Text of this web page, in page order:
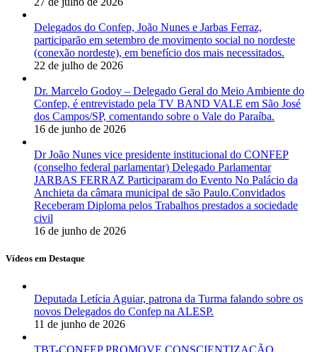
Delegados do Confep, João Nunes e Jarbas Ferraz,
participarão em setembro de movimento social no nordeste
(conexão nordeste), em benefício dos mais necessitados.
22 de julho de 2026
Dr. Marcelo Godoy – Delegado Geral do Meio Ambiente do
Confep, é entrevistado pela TV BAND VALE em São José
dos Campos/SP, comentando sobre o Vale do Paraíba.
16 de junho de 2026
Dr João Nunes vice presidente institucional do CONFEP
(conselho federal parlamentar) Delegado Parlamentar
JARBAS FERRAZ Participaram do Evento No Palácio da
Anchieta da câmara municipal de são Paulo.Convidados
Receberam Diploma pelos Trabalhos prestados a sociedade
civil
16 de junho de 2026
Vídeos em Destaque
Deputada Letícia Aguiar, patrona da Turma falando sobre os
novos Delegados do Confep na ALESP.
11 de junho de 2026
TBT-CONFEP PROMOVE CONSCIENTIZAÇÃO